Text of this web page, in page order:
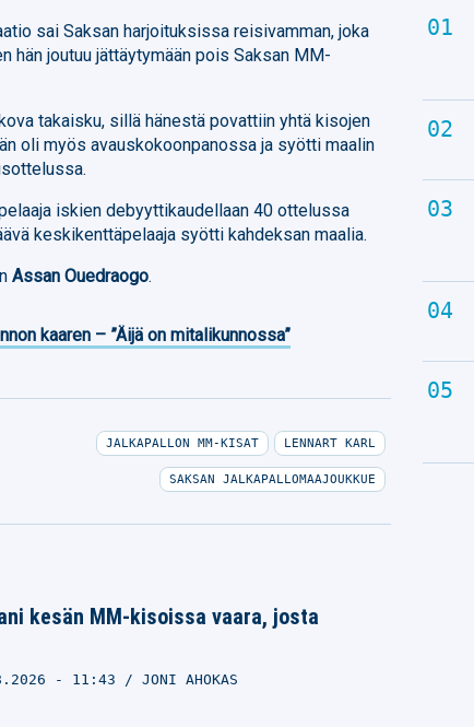
sai Saksan harjoituksissa reisivamman, joka
hän joutuu jättäytymään pois Saksan MM-
takaisku, sillä hänestä povattiin yhtä kisojen
oli myös avauskokoonpanossa ja syötti maalin
iskien debyyttikaudellaan 40 ottelussa
keskikenttäpelaaja syötti kahdeksan maalia.
Assan Ouedraogo.
kaaren – ”Äijä on mitalikunnossa”
JALKAPALLON MM-KISAT LENNART KARL
SAKSAN JALKAPALLOMAAJOUKKUE
kesän MM-kisoissa vaara, josta
- 11:43 JONI AHOKAS